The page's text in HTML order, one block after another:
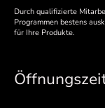
Durch qualifizierte
Programmen bestens
für Ihre Produkte.